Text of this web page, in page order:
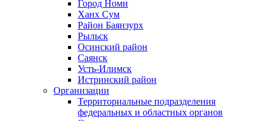
Город Номи
Ханх Сум
Район Баянзурх
Рыльск
Осинский район
Саянск
Усть-Илимск
Истринский район
Организации
Территориальные подразделения
федеральных и областных органов